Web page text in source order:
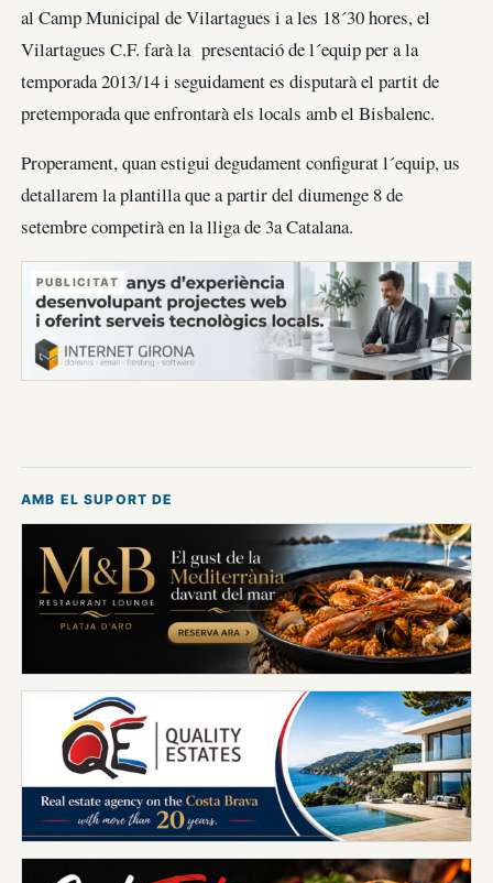
al Camp Municipal de Vilartagues i a les 18´30 hores, el
Vilartagues C.F. farà la presentació de l´equip per a la
temporada 2013/14 i seguidament es disputarà el partit de
pretemporada que enfrontarà els locals amb el Bisbalenc.
Properament, quan estigui degudament configurat l´equip, us
detallarem la plantilla que a partir del diumenge 8 de
setembre competirà en la lliga de 3a Catalana.
PUBLICITAT
AMB EL SUPORT DE